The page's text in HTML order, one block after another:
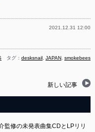
2021.12.31 12:00
タグ：desksnail ,JAPAN ,smokebees
新しい記事
監修の未発表曲集CDとLPリリ